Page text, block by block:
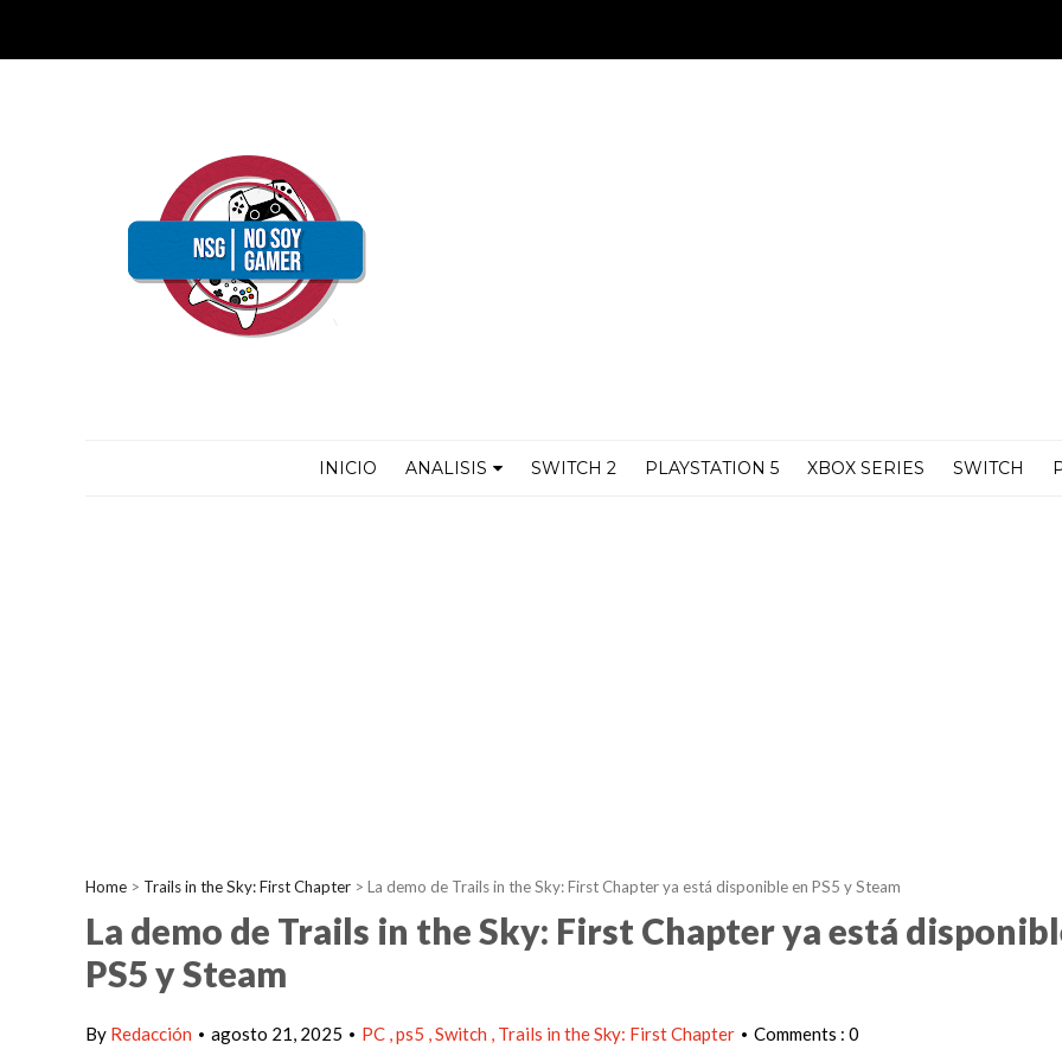
INICIO ANALISIS SWITCH 2 PLAYSTATION 5 XBOX SERIES SWITCH
Home > Trails in the Sky: First Chapter > La demo de Trails in the Sky: First Chapter ya está disponible en PS5 y Steam
La demo de Trails in the Sky: First Chapter ya está
PS5 y Steam
By Redacción • agosto 21, 2025 • PC ps5 Switch Trails in the Sky: First Chapter • Comments : 0